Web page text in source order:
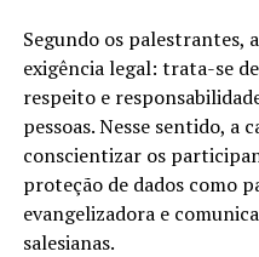
Segundo os palestrantes,
exigência legal: trata-se
respeito e
pessoas. Nesse sentido, a
conscientizar os
proteção de dados como
evangelizadora e
salesianas.